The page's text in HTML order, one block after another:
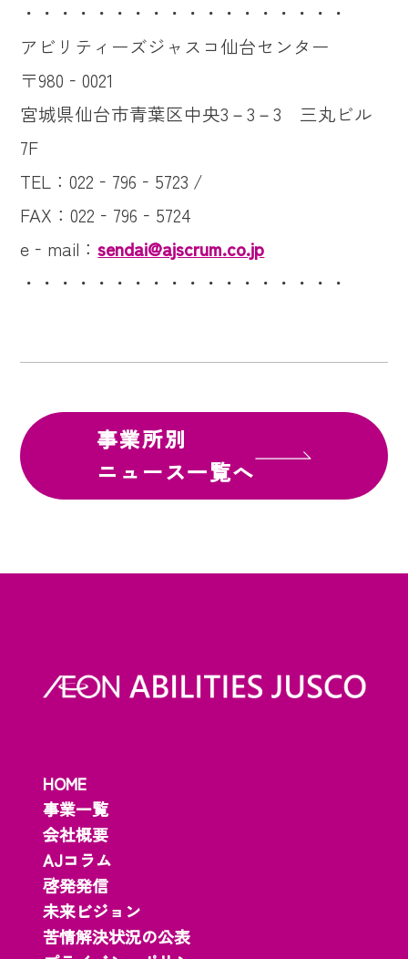
・・・・・・・・・・・・・・・・・・
アビリティーズジャスコ仙台センター
〒980‐0021
宮城県仙台市青葉区中央3－3－3 三丸ビル
7F
TEL：022‐796‐5723 /
FAX：022‐796‐5724
e‐mail：sendai@ajscrum.co.jp
・・・・・・・・・・・・・・・・・・
事業所別
ニュース一覧へ
HOME
事業一覧
会社概要
AJコラム
啓発発信
未来ビジョン
苦情解決状況の公表